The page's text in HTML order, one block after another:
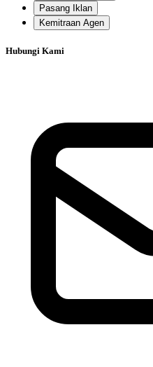
Pasang Iklan
Kemitraan Agen
Hubungi Kami